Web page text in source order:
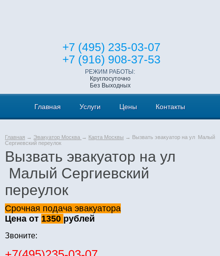
+7 (495) 235-03-07
+7 (916) 908-37-53
РЕЖИМ РАБОТЫ:
Круглосуточно
Без Выходных
Главная Услуги Цены Контакты
Главная → Эвакуатор Москва → Карта Москвы → Вызвать эвакуатор на ул Малый
Сергиевский переулок
Вызвать эвакуатор на ул
Малый Сергиевский
переулок
Срочная подача эвакуатора
Цена от 1350 рублей
Звоните: